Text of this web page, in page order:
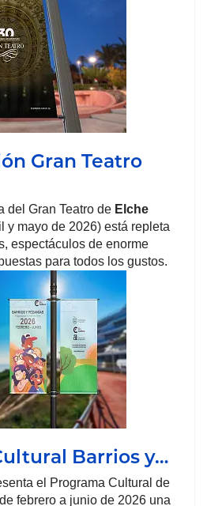
Gran Teatro
del Gran Teatro de Elche
y mayo de 2026) está repleta
espectáculos de enorme
para todos los gustos.
Barrios y…
el Programa Cultural de
febrero a junio de 2026 una